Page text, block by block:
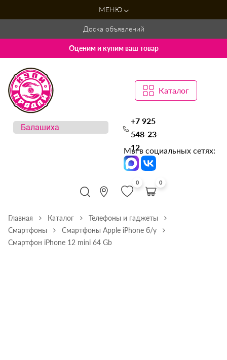
МЕНЮ
Доска объявлений
Оценим и купим ваш товар
Каталог
+7 925
548-23-
12
Мы в социальных сетях:
0 0
Главная Каталог
Телефоны и гаджеты
Смартфоны
Смартфоны Apple iPhone б/у
Смартфон iPhone 12 mini 64 Gb